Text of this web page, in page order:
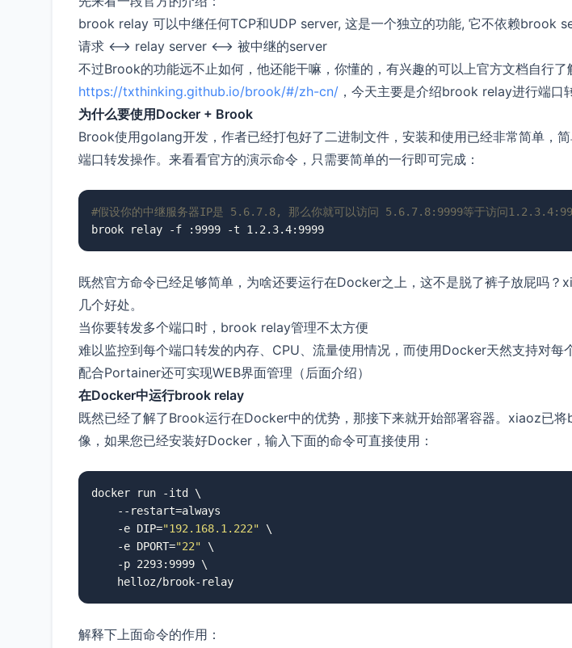
brook relay 可以中继任何TCP和UDP server, 这是一个独立的功能, 它不依赖brook
请求 <--> relay server <--> 被中继的server
不过Brook的功能远不止如何，他还能干嘛，你懂的，有兴趣的可以上官方文档自行了
https://txthinking.github.io/brook/#/zh-cn/ ，今天主要是介绍brook relay进行端口
为什么要使用Docker + Brook
Brook使用golang开发，作者已经打包好了二进制文件，安装和使用已经非常简单，
端口转发操作。来看看官方的演示命令，只需要简单的一行即可完成：
#假设你的中继服务器IP是 5.6.7.8, 那么你就可以访问 5.6.7.8:9999等于访问
brook relay -f :9999 -t 1.2.3.4:9999
既然官方命令已经足够简单，为啥还要运行在Docker之上，这不是脱了裤子放屁吗
几个好处。
当你要转发多个端口时，brook relay管理不太方便
难以监控到每个端口转发的内存、CPU、流量使用情况，而使用Docker天然支持对每
配合Portainer还可实现WEB界面管理（后面介绍）
在Docker中运行brook relay
既然已经了解了Brook运行在Docker中的优势，那接下来就开始部署容器。xiaoz已
像，如果您已经安装好Docker，输入下面的命令可直接使用：
docker run -itd \
    --restart=always
    -e DIP=
"192.168.1.222" \
    -e DPORT=
"22" \
    -p 2293:9999 \
    helloz/brook-relay
解释下上面命令的作用：